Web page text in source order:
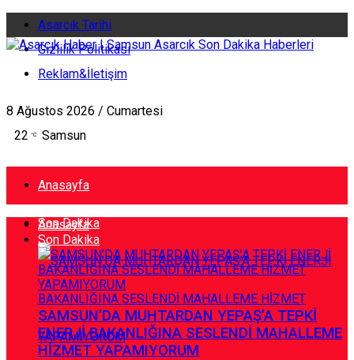
Asarcık Tarihi
Gizlilik Politikası
Reklam&İletişim
8 Ağustos 2026 / Cumartesi
22 °C Samsun
Anasayfa
Son Dakika
Anasayfa
Son Dakika
SAMSUN’DA MUHTARDAN YEPAŞ’A TEPKİ
ENERJİ BAKANLIĞINA SESLENDİ MAHALLEME
HİZMET YAPAMIYORUM